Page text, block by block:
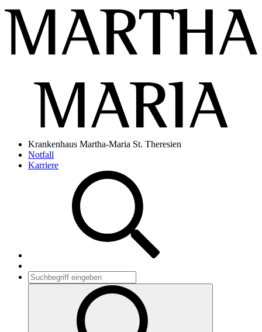
Krankenhaus Martha-Maria St. Theresien
Notfall
Karriere